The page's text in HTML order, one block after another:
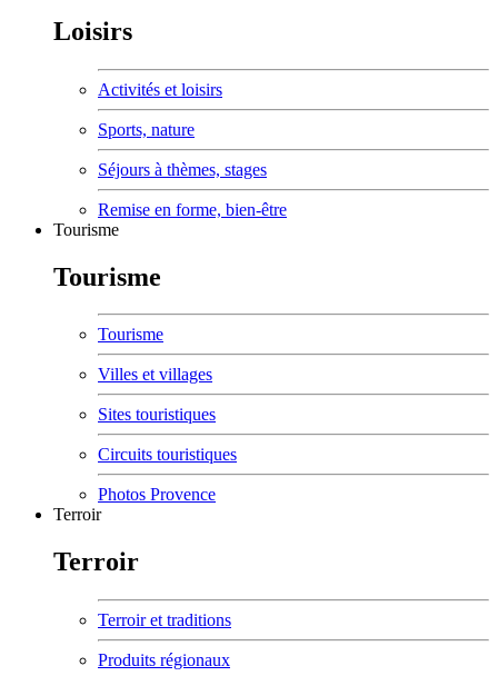
Loisirs
Activités et loisirs
Sports, nature
Séjours à thèmes, stages
Remise en forme, bien-être
Tourisme
Tourisme
Tourisme
Villes et villages
Sites touristiques
Circuits touristiques
Photos Provence
Terroir
Terroir
Terroir et traditions
Produits régionaux